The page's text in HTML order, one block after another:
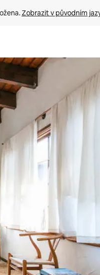
Zobrazit v původním
nebo přejetím prstem.